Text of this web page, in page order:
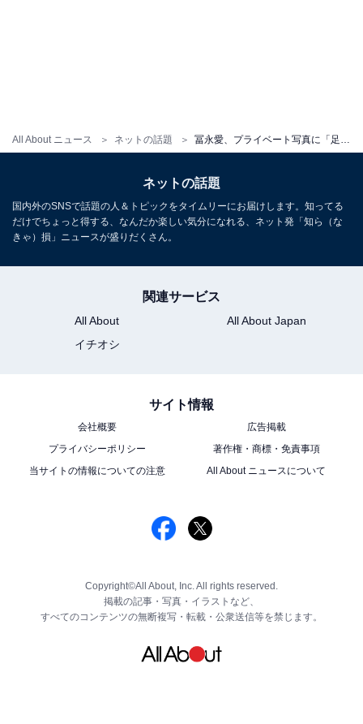
All About ニュース ネットの話題
ネットの話題
国内外のSNSで話題の人＆トピックをタイムリーにお届けします。知ってる
だけでちょっと得する、なんだか楽しい気分になれる、ネット発「知ら（な
きゃ）損」ニュースが盛りだくさん。
関連サービス
All About
All About Japan
イチオシ
サイト情報
会社概要
広告掲載
プライバシーポリシー
著作権・商標・免責事項
当サイトの情報についての注意
All About ニュースについて
Copyright©All About, Inc. All rights reserved.
掲載の記事・写真・イラストなど、
すべてのコンテンツの無断複写・転載・公衆送信等を禁じます。